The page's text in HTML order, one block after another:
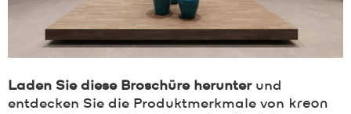
Laden Sie diese Broschüre herunterund
entdecken Sie die Produktmerkmale von kreon